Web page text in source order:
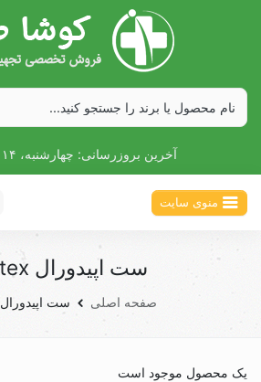
آخرین بروزرسانی: چهارشنبه، ۱۴ مرداد ۱۴۰۵
منوی سایت
ست اپیدورال portex
صفحه اصلی ست اپیدورال portex
یک محصول موجود است